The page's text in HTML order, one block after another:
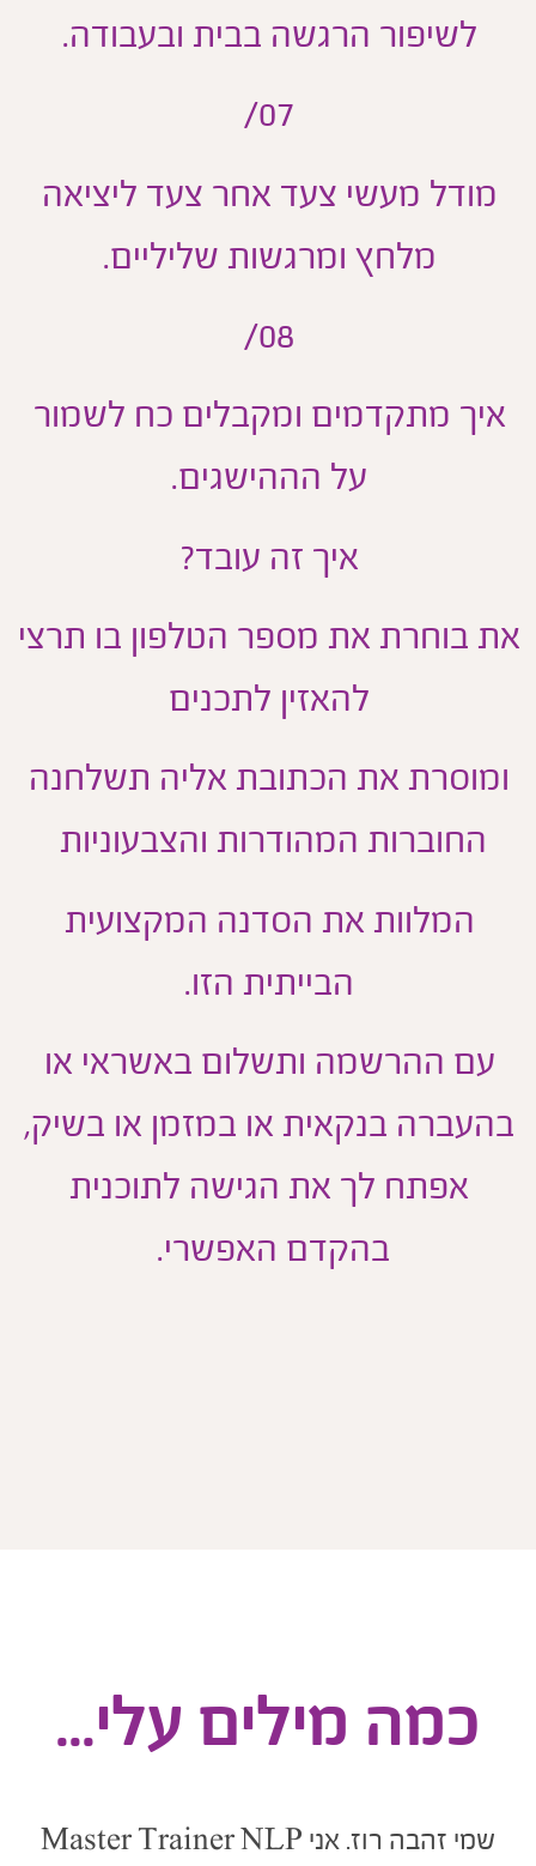
לשיפור הרגשה בבית ובעבודה.
07/
מודל מעשי צעד אחר צעד ליציאה
מלחץ ומרגשות שליליים.
08/
איך מתקדמים ומקבלים כח לשמור
על הההישגים.
איך זה עובד?
בוחרת את מספר הטלפון בו תרצי
להאזין לתכנים
ומוסרת את הכתובת אליה תשלחנה
החוברות המהודרות והצבעוניות
המלוות את הסדנה המקצועית
הבייתית הזו.
עם ההרשמה ותשלום באשראי או
בהעברה בנקאית או במזמן או בשיק,
אפתח לך את הגישה לתוכנית
בהקדם האפשרי.
כמה מילים עלי...
שמי זהבה רוז. אניMaster Trainer NLP